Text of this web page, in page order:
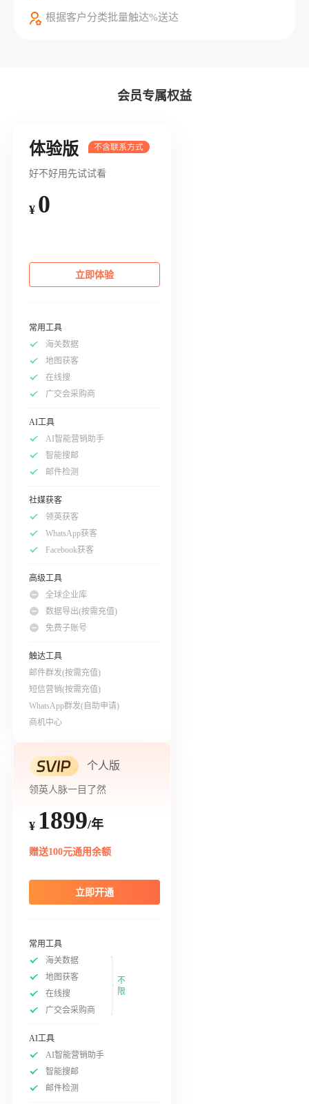
根据客户分类批量触达%送达
会员专属权益
体验版
好不好用先试试看
¥ 0
立即体验
常用工具
海关数据
地图获客
在线搜
广交会采购商
AI工具
AI智能营销助手
智能搜邮
邮件检测
社媒获客
领英获客
WhatsApp获客
Facebook获客
高级工具
全球企业库
数据导出(按需充值)
免费子账号
触达工具
邮件群发(按需充值)
短信营销(按需充值)
WhatsApp群发(自助申请)
商机中心
个人版
领英人脉一目了然
¥ 1899/年
赠送100元通用余额
立即开通
常用工具
海关数据
地图获客
在线搜
广交会采购商
不
限
AI工具
AI智能营销助手
智能搜邮
邮件检测